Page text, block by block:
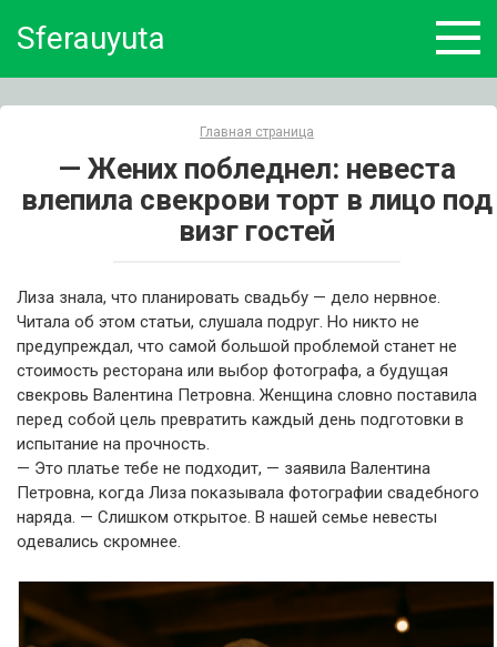
Sferauyuta
Главная страница
— Жених побледнел: невеста
влепила свекрови торт в лицо под
визг гостей
Лиза знала, что планировать свадьбу — дело нервное.
Читала об этом статьи, слушала подруг. Но никто не
предупреждал, что самой большой проблемой станет не
стоимость ресторана или выбор фотографа, а будущая
свекровь Валентина Петровна. Женщина словно поставила
перед собой цель превратить каждый день подготовки в
испытание на прочность.
— Это платье тебе не подходит, — заявила Валентина
Петровна, когда Лиза показывала фотографии свадебного
наряда. — Слишком открытое. В нашей семье невесты
одевались скромнее.